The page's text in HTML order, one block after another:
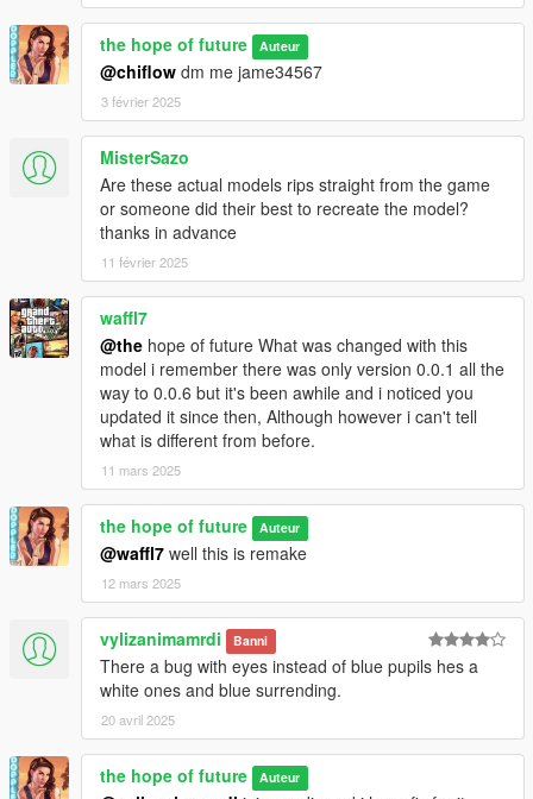
the hope of future Auteur
@chiflow dm me jame34567
3 février 2025
MisterSazo
Are these actual models rips straight from the game
or someone did their best to recreate the model?
thanks in advance
11 février 2025
waffl7
@the hope of future What was changed with this
model i remember there was only version 0.0.1 all the
way to 0.0.6 but it's been awhile and i noticed you
updated it since then, Although however i can't tell
what is different from before.
11 mars 2025
the hope of future Auteur
@waffl7 well this is remake
12 mars 2025
vylizanimamrdi Banni
There a bug with eyes instead of blue pupils hes a
white ones and blue surrending.
20 avril 2025
the hope of future Auteur